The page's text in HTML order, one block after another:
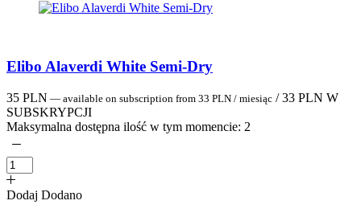
Elibo Alaverdi White Semi-Dry
35 PLN — available on subscription from 33 PLN / miesiąc / 33 PLN W
SUBSKRYPCJI
Maksymalna dostępna ilość w tym momencie: 2
Dodaj Dodano